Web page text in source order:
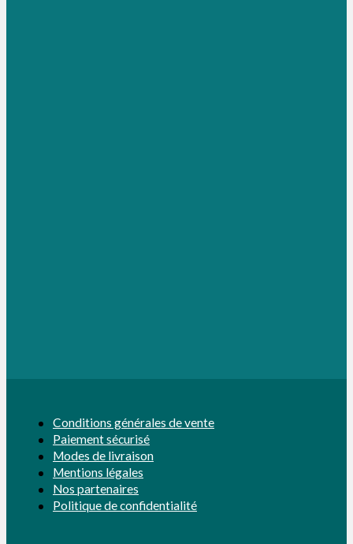
Conditions générales de vente
Paiement sécurisé
Modes de livraison
Mentions légales
Nos partenaires
Politique de confidentialité